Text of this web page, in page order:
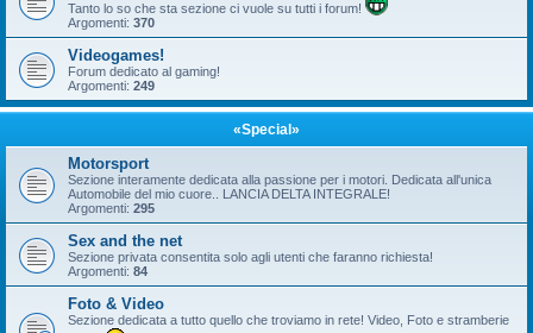
Tanto lo so che sta sezione ci vuole su tutti i forum!
Argomenti: 370
Videogames!
Forum dedicato al gaming!
Argomenti: 249
«Special»
Motorsport
Sezione interamente dedicata alla passione per i motori. Dedicata all'unica
Automobile del mio cuore.. LANCIA DELTA INTEGRALE!
Argomenti: 295
Sex and the net
Sezione privata consentita solo agli utenti che faranno richiesta!
Argomenti: 84
Foto & Video
Sezione dedicata a tutto quello che troviamo in rete! Video, Foto e stramberie